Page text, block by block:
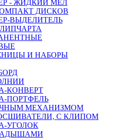
- ЖИДКИЙ МЕЛ
ДИСКОВ
ВЫДЕЛИТЕЛЬ
И НАБОРЫ
КОНВЕРТ
ПОРТФЕЛЬ
МЕХАНИЗМОМ
С КЛИПОМ
УГОЛОК